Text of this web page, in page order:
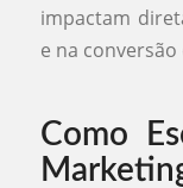
impactam
e na conversão
Como